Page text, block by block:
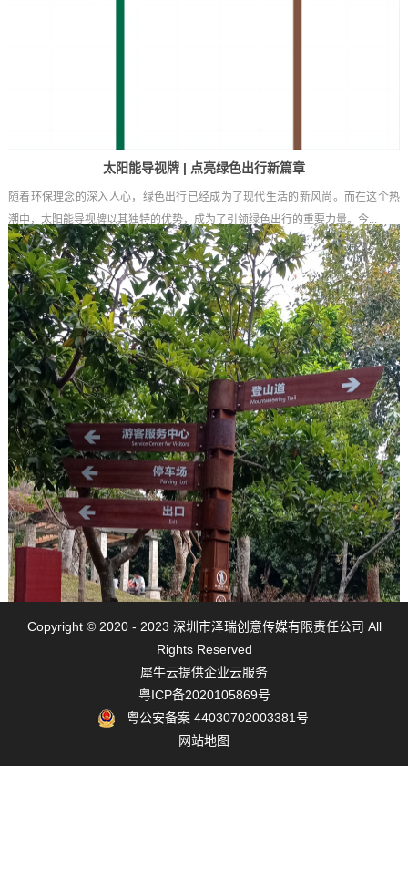
太阳能导视牌 | 点亮绿色出行新篇章
随着环保理念的深入人心，绿色出行已经成为了现代生活的新风尚。而在这个热
潮中，太阳能导视牌以其独特的优势，成为了引领绿色出行的重要力量。今...
Copyright © 2020 - 2023 深圳市泽瑞创意传媒有限责任公司 All
Rights Reserved
犀牛云提供企业云服务
粤ICP备2020105869号
粤公安备案 44030702003381号
网站地图